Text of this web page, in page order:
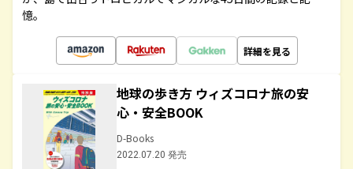
憶。
詳細を見る
地球の歩き方 ウィズコロナ旅の安
心・安全BOOK
D-Books
2022.07.20 発売